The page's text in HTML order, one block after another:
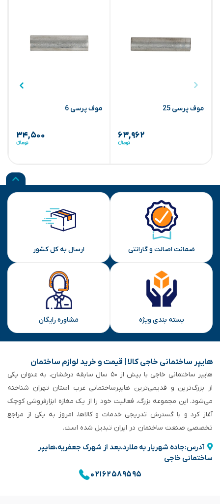
موف پرسی 25
۶۳,۹۶۲
موف پرسی 6
۳۴,۵۰۰
ضمانت اصالت و گارانتی ارسال به کل کشور
بسته بندی ویژه مشاوره رایگان
هایپر ساختمانی خاجی‌ کالا | قیمت و خرید لوازم ساختمان
هایپر ساختمانی خاجی‌ با بیش از ۵۰ سال سابقه‌ درخشان، به عنوان یکی
از بزرگ‌ترین و قدیمی‌ترین هایپرساختمانی‌ غرب استان تهران شناخته
می‌شود. این مجموعه بزرگ، فعالیت خود را از یک مغازه ابزارفروشی کوچک
آغاز کرد و با گسترش تدریجی خدمات و کالاها، امروز به یکی از مراجع
تخصصی صنعت ساختمان در ایران تبدیل شده است.
آدرس:جاده شهریار به ملارد،بعد از شهرک جعفریه،هایپر
ساختمانی خاجی
۰۲۱۶۲۵۸۹۵۹۵